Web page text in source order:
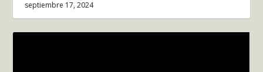
septiembre 17, 2024